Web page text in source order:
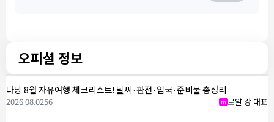
오피셜 정보
다낭 8월 자유여행 체크리스트! 날씨·환전·입국·준비물 총정리
m 로얄 강 대표
2026.08.0256